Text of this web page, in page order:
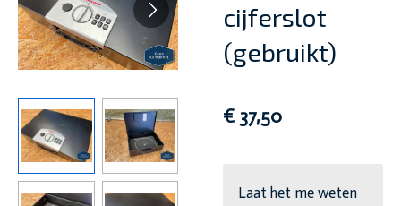
cijferslot
(gebruikt)
€ 37,50
Laat het me weten